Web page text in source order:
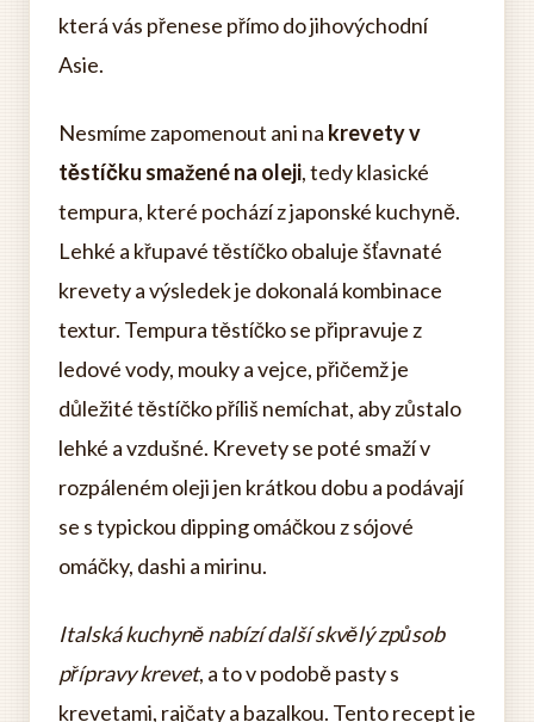
která vás přenese přímo do jihovýchodní
Asie.
Nesmíme zapomenout ani na krevety v
těstíčku smažené na oleji, tedy klasické
tempura, které pochází z japonské kuchyně.
Lehké a křupavé těstíčko obaluje šťavnaté
krevety a výsledek je dokonalá kombinace
textur. Tempura těstíčko se připravuje z
ledové vody, mouky a vejce, přičemž je
důležité těstíčko příliš nemíchat, aby zůstalo
lehké a vzdušné. Krevety se poté smaží v
rozpáleném oleji jen krátkou dobu a podávají
se s typickou dipping omáčkou z sójové
omáčky, dashi a mirinu.
Italská kuchyně nabízí další skvělý způsob
přípravy krevet, a to v podobě pasty s
krevetami, rajčaty a bazalkou. Tento recept je